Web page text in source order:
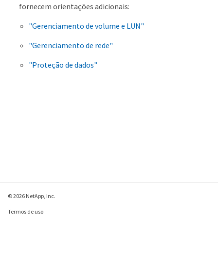
fornecem orientações adicionais:
"Gerenciamento de volume e LUN"
"Gerenciamento de rede"
"Proteção de dados"
© 2026 NetApp, Inc.
Termos de uso